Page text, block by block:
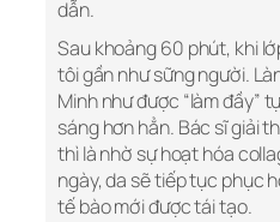
dẫn.
Sau khoảng 60 phút, khi
tôi gần như sững người.
Minh như được “làm đầy”
sáng hơn hẳn. Bác sĩ giải
thì là nhờ sự hoạt hóa
ngày, da sẽ tiếp tục phục
tế bào mới được tái tạo.